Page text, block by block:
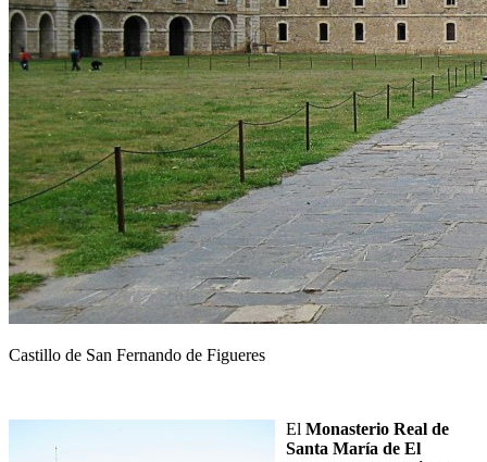
Castillo de San Fernando de Figueres
El Monasterio Real de
Santa María de El